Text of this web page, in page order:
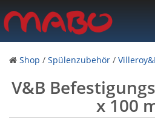
Shop / Spülenzubehör /
V&B
x 100